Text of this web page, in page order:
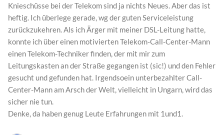
Knieschüsse bei der Telekom sind ja nichts Neues. Aber das ist
heftig. Ich überlege gerade, wg der guten Serviceleistung
zurückzukehren. Als ich Ärger mit meiner DSL-Leitung hatte,
konnte ich über einen motivierten Telekom-Call-Center-Mann
einen Telekom-Techniker finden, der mit mir zum
Leitungskasten an der Straße gegangen ist (sic!) und den Fehler
gesucht und gefunden hat. Irgendsoein unterbezahlter Call-
Center-Mann am Arsch der Welt, vielleicht in Ungarn, wird das
sicher nie tun.
Denke, da haben genug Leute Erfahrungen mit 1und1.